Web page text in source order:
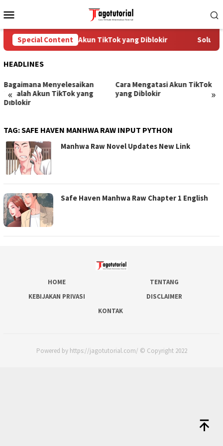
to
Menu
Special Content
Cara Mengatasi Akun TikTok yang Diblokir Solusi
HEADLINES
« »
Bagaimana Menyelesaikan
Masalah Akun TikTok yang
Diblokir
Cara Mengatasi Akun TikTok
yang Diblokir
TAG:SAFE HAVEN MANHWA RAW INPUT PYTHON
Manhwa Raw Novel Updates New Link
Safe Haven Manhwa Raw Chapter 1 English
HOME
TENTANG
KEBIJAKAN PRIVASI
DISCLAIMER
KONTAK
Powered by https://jagotutorial.com/ © Copyright 2022